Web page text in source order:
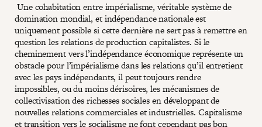
Une cohabitation entre impérialisme, véritable système de
domination mondial, et indépendance nationale est
uniquement possible si cette dernière ne sert pas à remettre en
question les relations de production capitalistes. Si le
cheminement vers l’indépendance économique représente un
obstacle pour l’impérialisme dans les relations qu’il entretient
avec les pays indépendants, il peut toujours rendre
impossibles, ou du moins dérisoires, les mécanismes de
collectivisation des richesses sociales en développant de
nouvelles relations commerciales et industrielles. Capitalisme
et transition vers le socialisme ne font cependant pas bon